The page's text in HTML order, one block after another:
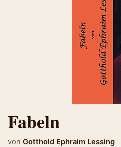
Fabeln
von Gotthold Ephraim Lessing